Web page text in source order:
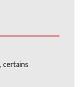
certains